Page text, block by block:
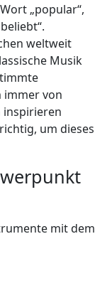
„popular“,
weltweit
Musik
immer von
inspirieren
um dieses
mit dem